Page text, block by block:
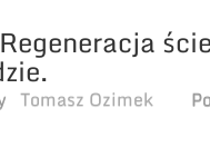
Tomasz Ozimek